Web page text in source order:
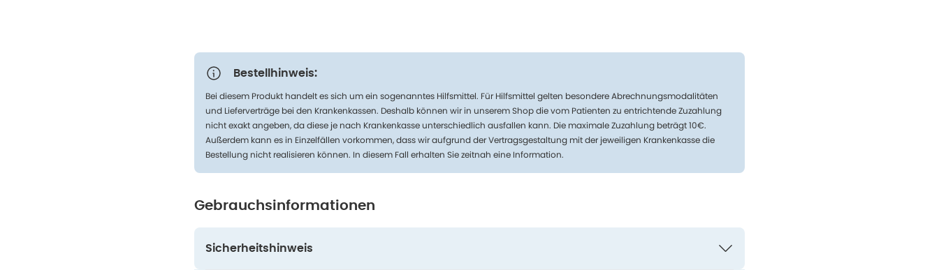
Bestellhinweis:
Bei diesem Produkt handelt es sich um ein sogenanntes Hilfsmittel. Für Hilfsmittel gelten besondere Abrechnungsmodalitäten
und Lieferverträge bei den Krankenkassen. Deshalb können wir in unserem Shop die vom Patienten zu entrichtende Zuzahlung
nicht exakt angeben, da diese je nach Krankenkasse unterschiedlich ausfallen kann. Die maximale Zuzahlung beträgt 10€.
Außerdem kann es in Einzelfällen vorkommen, dass wir aufgrund der Vertragsgestaltung mit der jeweiligen Krankenkasse die
Bestellung nicht realisieren können. In diesem Fall erhalten Sie zeitnah eine Information.
Gebrauchsinformationen
Sicherheitshinweis